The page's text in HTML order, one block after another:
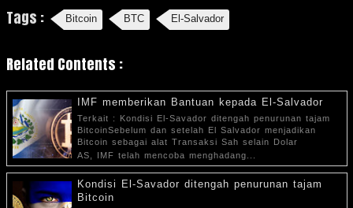
Tags : Bitcoin BTC El-Salvador
Related Contents :
IMF memberikan Bantuan kepada El-Salvador
Terkait : Kondisi El-Savador ditengah penurunan tajam
BitcoinSebelum dan setelah El Salvador menjadikan
Bitcoin sebagai alat Transaksi Sah selain Dolar
AS, IMF telah mencoba menghadang...
Kondisi El-Savador ditengah penurunan tajam
Bitcoin